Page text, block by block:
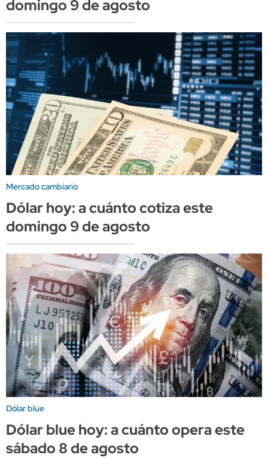
domingo 9 de agosto
Mercado cambiario
Dólar hoy: a cuánto cotiza este
domingo 9 de agosto
Dólar blue
Dólar blue hoy: a cuánto opera este
sábado 8 de agosto